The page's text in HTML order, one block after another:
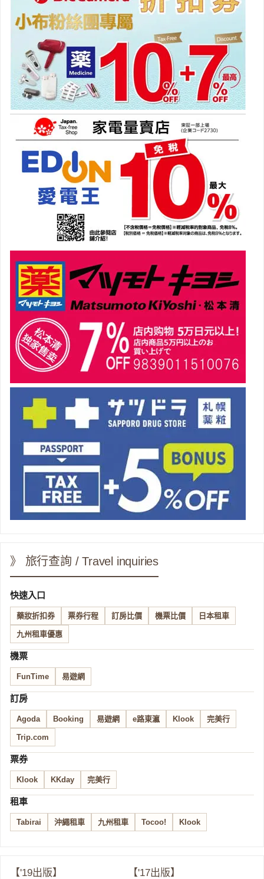
》 旅行查詢 / Travel inquiries
快速入口
藥妝折扣券 票券行程 訂房比價 機票比價 日本租車
九州租車優惠
機票
FunTime 易遊網
訂房
Agoda Booking 易遊網 e路東瀛 Klook 完美行
Trip.com
票券
Klook KKday 完美行
租車
Tabirai 沖繩租車 九州租車 Tocoo! Klook
【'19出版】
【'17出版】